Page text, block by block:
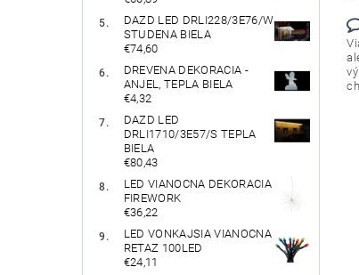
DAZD LED DRLI228/3E76/W
STUDENA BIELA
€74,60
DREVENA DEKORACIA -
ANJEL, TEPLA BIELA
€4,32
DAZD LED
DRLI1710/3E57/S TEPLA
BIELA
€80,43
LED VIANOCNA DEKORACIA
FIREWORK
€36,22
LED VONKAJSIA VIANOCNA
RETAZ 100LED
€24,11